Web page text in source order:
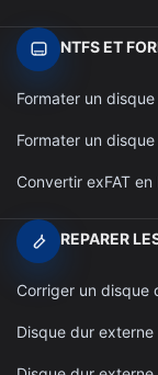
NTFS ET
Formater un
Formater un
Convertir exFAT en
REPARER
Corriger un disque
Disque dur